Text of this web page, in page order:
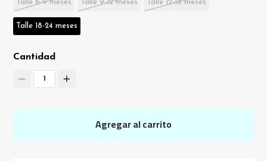
Talle 6-9 meses Talle 9-12 meses Talle 12-18 meses
Talle 18-24 meses
Cantidad
1
Agregar al carrito